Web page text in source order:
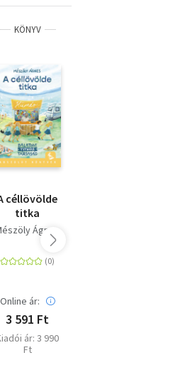
KÖNYV
céllövölde
titka
Ágnes
Online ár:
3 591 Ft
ár: 3 990
Ft